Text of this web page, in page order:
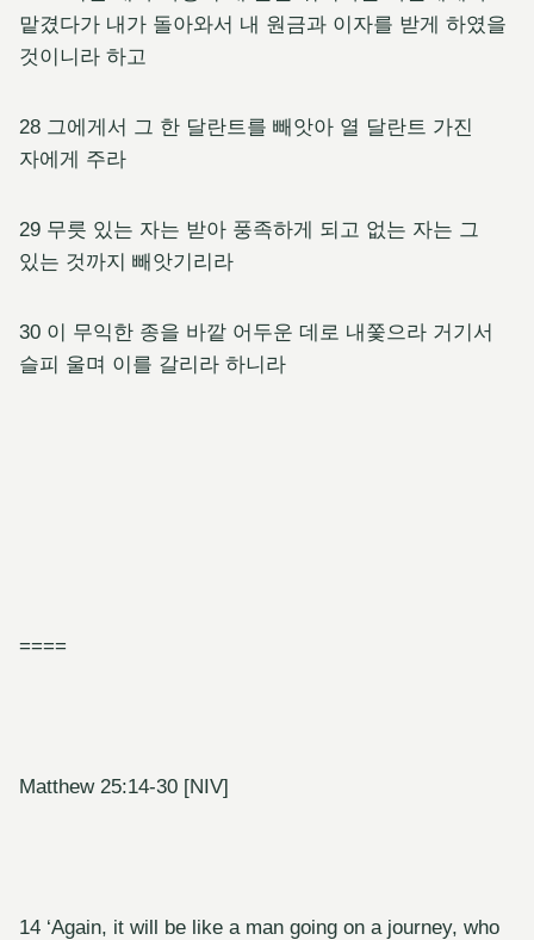
맡겼다가 내가 돌아와서 내 원금과 이자를 받게 하였을
것이니라 하고
28 그에게서 그 한 달란트를 빼앗아 열 달란트 가진
자에게 주라
29 무릇 있는 자는 받아 풍족하게 되고 없는 자는 그
있는 것까지 빼앗기리라
30 이 무익한 종을 바깥 어두운 데로 내쫓으라 거기서
슬피 울며 이를 갈리라 하니라
====
Matthew 25:14-30 [NIV]
14 ‘Again, it will be like a man going on a journey, who